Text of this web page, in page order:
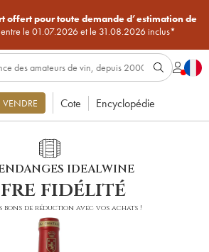
offert pour toute demande d’estimation de
entre le 01.07.2026 et le 31.08.2026 inclus*
VENDRE Cote Encyclopédie
IDEALWINE
fidélité
bons de réduction avec vos achats !